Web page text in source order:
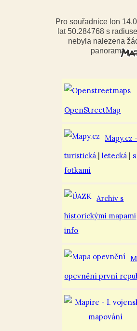
Pro souřadnice lon
lat 50.284768 s
nebyla nalezena
panorama
OpenStreetMap
Mapy.cz -
turistická |letecká | s
fotkami
Archiv s
historickými mapami
info
opevnění první